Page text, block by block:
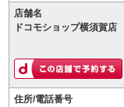
店舗名
ドコモショップ横須賀店
住所/電話番号